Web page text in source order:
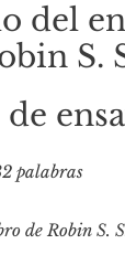
del
S.
palabras
de Robin S.